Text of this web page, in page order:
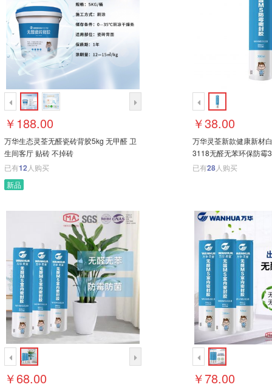
￥188.00
万华生态灵荃无醛瓷砖背胶5kg 无甲醛 卫
生间客厅 贴砖 不掉砖
已有12 人购买
新品
￥38.00
万华灵荃新款健康新材
3118无醛无苯环保防霉
已有28人购买
￥68.00 ￥78.00